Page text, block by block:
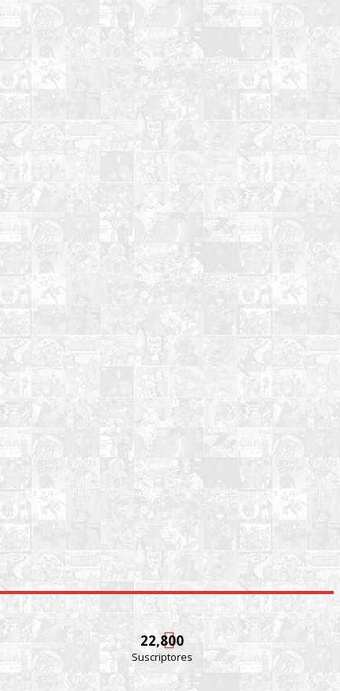
22,800
Suscriptores